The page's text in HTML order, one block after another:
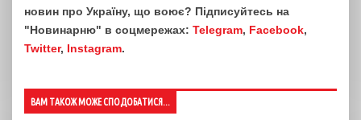
новин про Україну, що воює? Підписуйтесь на
"Новинарню" в соцмережах: Telegram, Facebook,
Twitter, Instagram.
ВАМ ТАКОЖ МОЖЕ СПОДОБАТИСЯ...